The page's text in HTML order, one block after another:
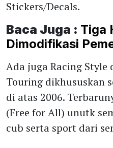
Stickers/Decals.
Baca Juga : Tiga
Dimodifikasi
Ada juga Racing
Touring dikhususkan
di atas 2006.
(Free for All) unutk
cub serta sport dari